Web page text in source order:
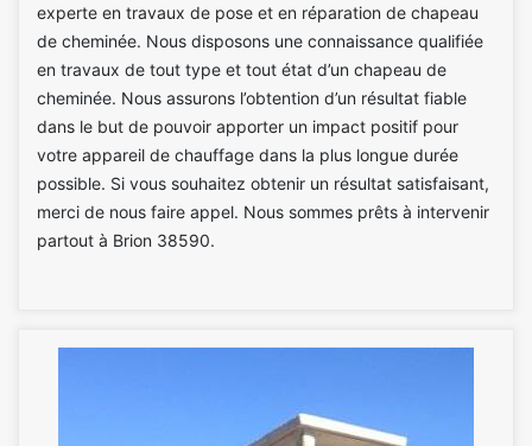
experte en travaux de pose et en réparation de chapeau
de cheminée. Nous disposons une connaissance qualifiée
en travaux de tout type et tout état d’un chapeau de
cheminée. Nous assurons l’obtention d’un résultat fiable
dans le but de pouvoir apporter un impact positif pour
votre appareil de chauffage dans la plus longue durée
possible. Si vous souhaitez obtenir un résultat satisfaisant,
merci de nous faire appel. Nous sommes prêts à intervenir
partout à Brion 38590.